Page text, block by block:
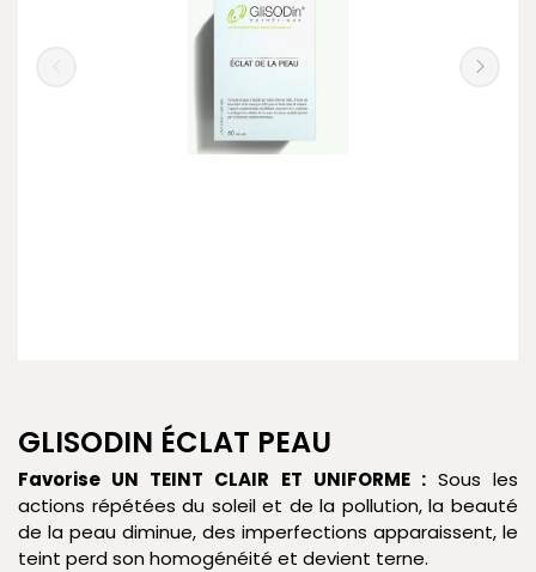
GLISODIN ÉCLAT PEAU
Favorise UN TEINT CLAIR ET UNIFORME :Sous les
actions répétées du soleil et de la pollution, la beauté
de la peau diminue, des imperfections apparaissent, le
teint perd son homogénéité et devient terne.